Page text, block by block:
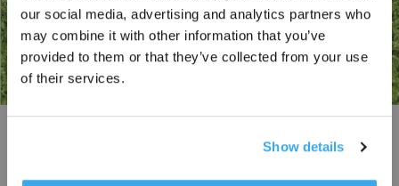
our social media, advertising and analytics partners who
may combine it with other information that you’ve
provided to them or that they’ve collected from your use
of their services.
Show details